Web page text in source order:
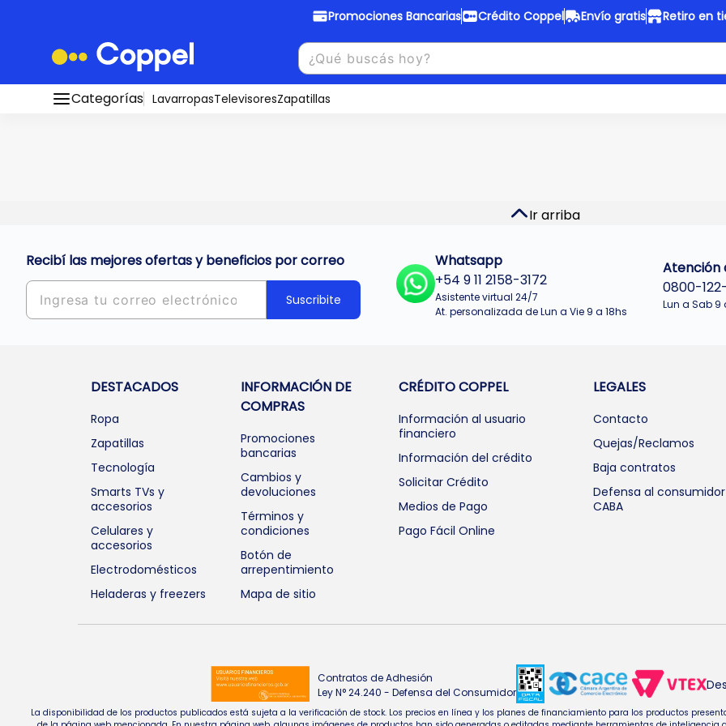
Promociones Bancarias Crédito Coppel Envío gratis Retiro en
Promociones Bancarias
Conocé todos nuestros medios de pago
Crédito Coppel
Hasta
Envío gratis
Categorías LavarropasTelevisoresZapatillas
Ir arriba
Recibí las mejores ofertas y beneficios por correo
Suscribite
Whatsapp
+54 9 11 2158-3172
Asistente virtual 24/7
At. personalizada de Lun a Vie 9 a 18hs
Atención
0800-
Lun a Sab 9
DESTACADOS
Ropa
Zapatillas
Tecnología
Smarts TVs y
accesorios
Celulares y
accesorios
Electrodomésticos
Heladeras y freezers
INFORMACIÓN DE
COMPRAS
Promociones
bancarias
Cambios y
devoluciones
Términos y
condiciones
Botón de
arrepentimiento
Mapa de sitio
CRÉDITO COPPEL
Información al usuario
financiero
Información del crédito
Solicitar Crédito
Medios de Pago
Pago Fácil Online
LEGALES
Contacto
Quejas/Reclamos
Baja contratos
Defensa al consumidor
CABA
Contratos de Adhesión
Ley N° 24.240 - Defensa del Consumidor
La disponibilidad de los productos publicados está sujeta a la verificación de stock. Los precios en línea y los planes de financiamiento para los productos